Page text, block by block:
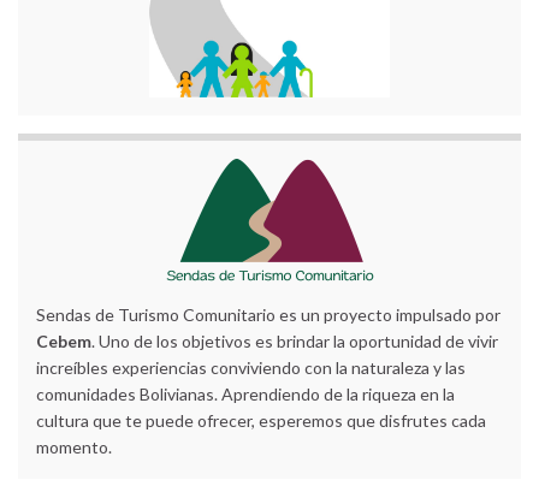
Sendas de Turismo Comunitario es un proyecto impulsado por
Cebem. Uno de los objetivos es brindar la oportunidad de vivir
increíbles experiencias conviviendo con la naturaleza y las
comunidades Bolivianas. Aprendiendo de la riqueza en la
cultura que te puede ofrecer, esperemos que disfrutes cada
momento.